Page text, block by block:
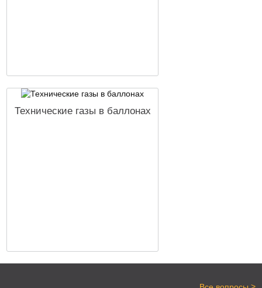
Технические газы в баллонах
>